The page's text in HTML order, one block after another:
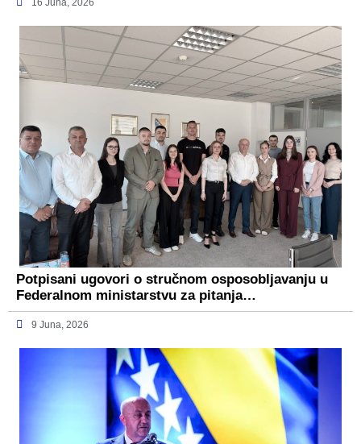
16 Juna, 2026
Potpisani ugovori o stručnom osposobljavanju u
Federalnom ministarstvu za pitanja…
9 Juna, 2026